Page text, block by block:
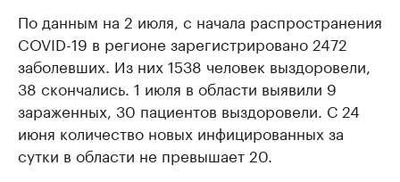
По данным на 2 июля, с начала распространения
COVID-19 в регионе зарегистрировано 2472
заболевших. Из них 1538 человек выздоровели,
38 скончались. 1 июля в области выявили 9
зараженных, 30 пациентов выздоровели. С 24
июня количество новых инфицированных за
сутки в области не превышает 20.